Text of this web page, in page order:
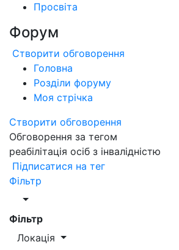
Просвіта
Форум
Створити обговорення
Головна
Розділи форуму
Моя стрічка
Створити обговорення
Обговорення за тегом
реабілітація осіб з інвалідністю
Підписатися на тег
Фільтр
Фільтр
Локація